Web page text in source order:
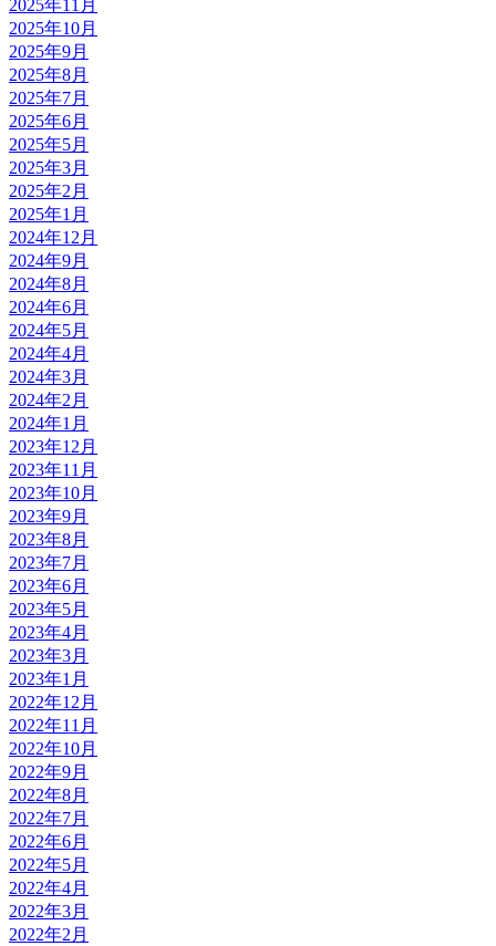
2025年11月
2025年10月
2025年9月
2025年8月
2025年7月
2025年6月
2025年5月
2025年3月
2025年2月
2025年1月
2024年12月
2024年9月
2024年8月
2024年6月
2024年5月
2024年4月
2024年3月
2024年2月
2024年1月
2023年12月
2023年11月
2023年10月
2023年9月
2023年8月
2023年7月
2023年6月
2023年5月
2023年4月
2023年3月
2023年1月
2022年12月
2022年11月
2022年10月
2022年9月
2022年8月
2022年7月
2022年6月
2022年5月
2022年4月
2022年3月
2022年2月